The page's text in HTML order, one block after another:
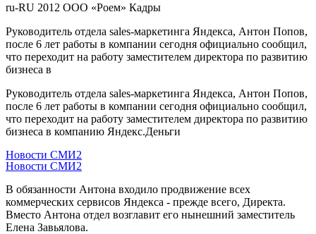
ru-RU 2012 ООО «Роем» Кадры
Руководитель отдела sales-маркетинга Яндекса, Антон Попов,
после 6 лет работы в компании сегодня официально сообщил,
что переходит на работу заместителем директора по развитию
бизнеса в
Руководитель отдела sales-маркетинга Яндекса, Антон Попов,
после 6 лет работы в компании сегодня официально сообщил,
что переходит на работу заместителем директора по развитию
бизнеса в компанию Яндекс.Деньги
Новости СМИ2
Новости СМИ2
В обязанности Антона входило продвижение всех
коммерческих сервисов Яндекса - прежде всего, Директа.
Вместо Антона отдел возглавит его нынешний заместитель
Елена Завьялова.